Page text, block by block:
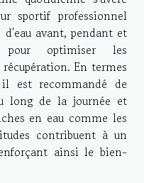
sportif professionnel
avant, pendant et
pour optimiser les
En termes
est recommandé de
long de la journée et
en eau comme les
contribuent à un
ainsi le bien-